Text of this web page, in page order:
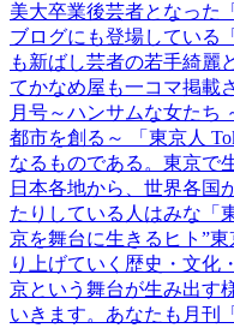
美大卒業後芸者となった
ブログにも登場している
も新ばし芸者の若手綺麗
てかなめ屋も一コマ掲載
月号～ハンサムな女たち
都市を創る～ 「東京人
なるものである。東京で
日本各地から、世界各国
たりしている人はみな「
京を舞台に生きるヒト”
り上げていく歴史・文化
京という舞台が生み出す
いきます。あなたも月刊